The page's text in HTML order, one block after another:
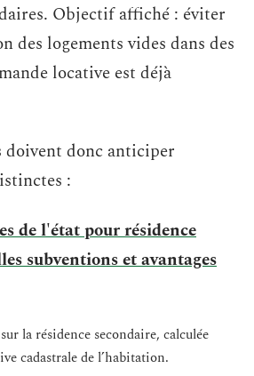
Objectif affiché : éviter
des logements vides dans des
locative est déjà
donc anticiper
:
de l'état pour résidence
subventions et avantages
sur la résidence secondaire, calculée
cadastrale de l’habitation.